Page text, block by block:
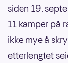
siden 19.
11 kamper på
ikke mye å
etterlengtet